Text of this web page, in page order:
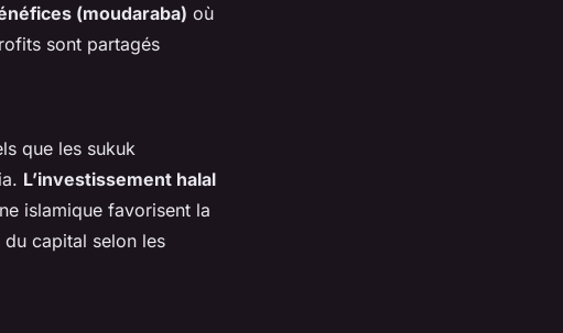
(moudaraba) où
sont partagés
que les sukuk
L’investissement halal
islamique favorisent la
du capital selon les